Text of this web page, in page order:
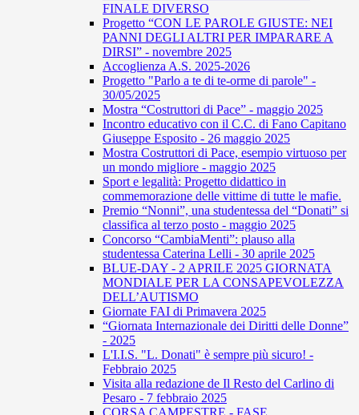
FINALE DIVERSO
Progetto “CON LE PAROLE GIUSTE: NEI
PANNI DEGLI ALTRI PER IMPARARE A
DIRSI” - novembre 2025
Accoglienza A.S. 2025-2026
Progetto "Parlo a te di te-orme di parole" -
30/05/2025
Mostra “Costruttori di Pace” - maggio 2025
Incontro educativo con il C.C. di Fano Capitano
Giuseppe Esposito - 26 maggio 2025
Mostra Costruttori di Pace, esempio virtuoso per
un mondo migliore - maggio 2025
Sport e legalità: Progetto didattico in
commemorazione delle vittime di tutte le mafie.
Premio “Nonni”, una studentessa del “Donati” si
classifica al terzo posto - maggio 2025
Concorso “CambiaMenti”: plauso alla
studentessa Caterina Lelli - 30 aprile 2025
BLUE-DAY - 2 APRILE 2025 GIORNATA
MONDIALE PER LA CONSAPEVOLEZZA
DELL’AUTISMO
Giornate FAI di Primavera 2025
“Giornata Internazionale dei Diritti delle Donne”
- 2025
L'I.I.S. "L. Donati" è sempre più sicuro! -
Febbraio 2025
Visita alla redazione de Il Resto del Carlino di
Pesaro - 7 febbraio 2025